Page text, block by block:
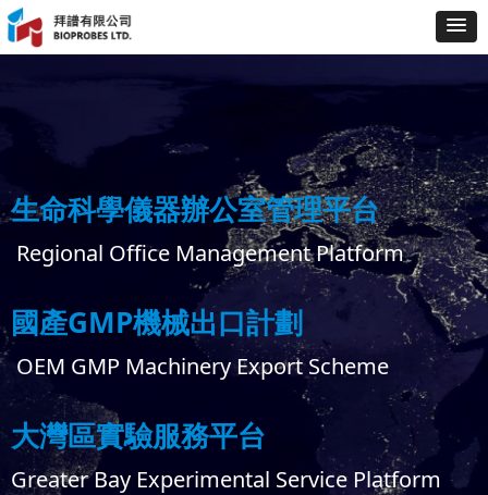
生命科學儀器辦公室管理平台
Regional Office Management Platform
國產GMP機械出口計劃
OEM GMP Machinery Export Scheme
大灣區實驗服務平台
Greater Bay Experimental Service Platform